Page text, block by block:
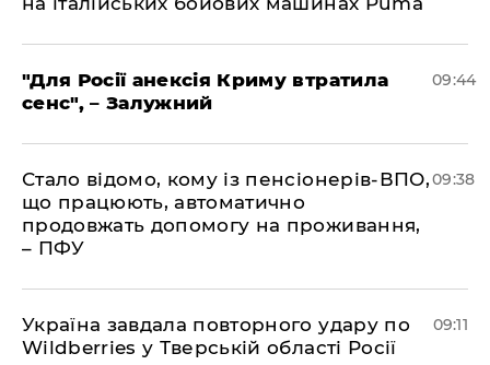
"Для Росії анексія Криму втратила
сенс", – Залужний
09:44
Стало відомо, кому із пенсіонерів-ВПО,
що працюють, автоматично
продовжать допомогу на проживання,
– ПФУ
09:38
Україна завдала повторного удару по
Wildberries у Тверській області Росії
09:11